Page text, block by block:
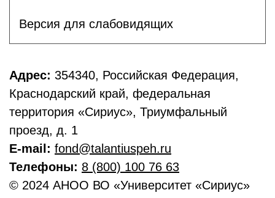
Версия для слабовидящих
Адрес: 354340, Российская Федерация,
Краснодарский край, федеральная
территория «Сириус», Триумфальный
проезд, д. 1
E-mail: fond@talantiuspeh.ru
Телефоны: 8 (800) 100 76 63
© 2024 АНОО ВО «Университет «Сириус»